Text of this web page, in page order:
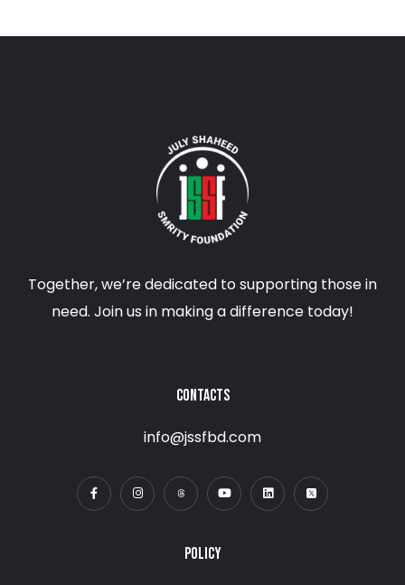
Together, we’re dedicated to supporting those in
need. Join us in making a difference today!
CONTACTS
info@jssfbd.com
POLICY